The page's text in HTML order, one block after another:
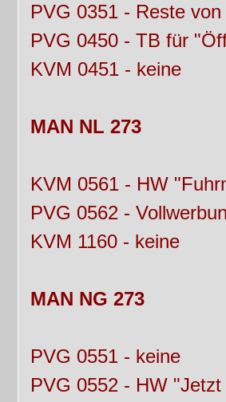
PVG 0351 - Reste
PVG 0450 - TB für
KVM 0451 - keine
MAN NL 273
KVM 0561 - HW
PVG 0562 -
KVM 1160 - keine
MAN NG 273
PVG 0551 - keine
PVG 0552 - HW